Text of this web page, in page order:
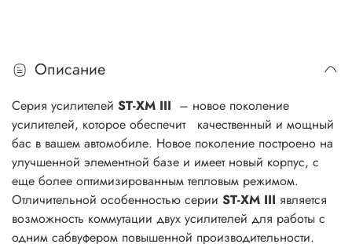
Описание
Серия усилителей ST-XM III – новое поколение
усилителей, которое обеспечит качественный и мощный
бас в вашем автомобиле. Новое поколение построено на
улучшенной элементной базе и имеет новый корпус, с
еще более оптимизированным тепловым режимом.
Отличительной особенностью серии ST-XM III является
возможность коммутации двух усилителей для работы с
одним сабвуфером повышенной производительности.